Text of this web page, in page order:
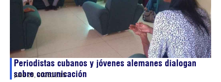
Periodistas cubanos y jóvenes alemanes dialogan
sobre comunicación
julio 29, 202612:15